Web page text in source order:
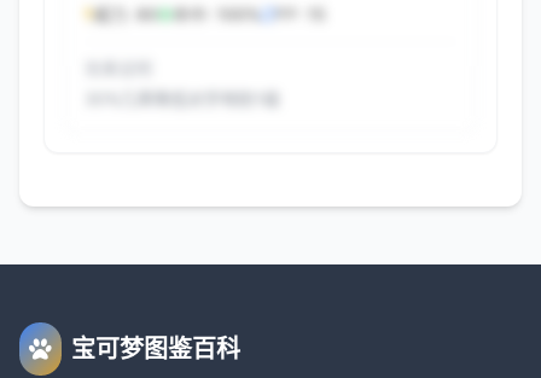
威力: 80 命中:
宝可梦图鉴百科